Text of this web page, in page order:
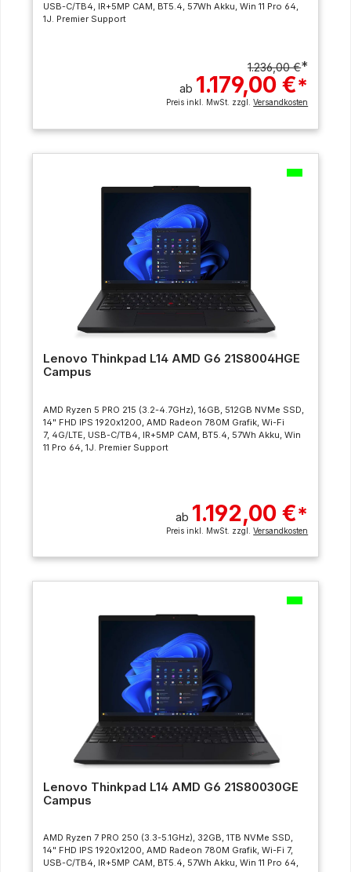
USB-C/TB4, IR+5MP CAM, BT5.4, 57Wh Akku, Win 11 Pro 64,
1J. Premier Support
1.236,00 €*
ab 1.179,00 €*
Preis inkl. MwSt. zzgl.Versandkosten
Lenovo Thinkpad L14 AMD G6 21S8004HGE
Campus
AMD Ryzen 5 PRO 215 (3.2-4.7GHz), 16GB, 512GB NVMe SSD,
14" FHD IPS 1920x1200, AMD Radeon 780M Grafik, Wi-Fi
7, 4G/LTE, USB-C/TB4, IR+5MP CAM, BT5.4, 57Wh Akku, Win
11 Pro 64, 1J. Premier Support
ab 1.192,00 €*
Preis inkl. MwSt. zzgl.Versandkosten
Lenovo Thinkpad L14 AMD G6 21S80030GE
Campus
AMD Ryzen 7 PRO 250 (3.3-5.1GHz), 32GB, 1TB NVMe SSD,
14" FHD IPS 1920x1200, AMD Radeon 780M Grafik, Wi-Fi 7,
USB-C/TB4, IR+5MP CAM, BT5.4, 57Wh Akku, Win 11 Pro 64,